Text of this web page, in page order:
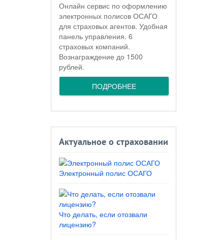
Онлайн сервис по оформлению
электронных полисов ОСАГО
для страховых агентов. Удобная
панель управления. 6
страховых компаний.
Вознаграждение до 1500
рублей.
ПОДРОБНЕЕ
Актуальное о страховании
Электронный полис ОСАГО
Что делать, если отозвали
лицензию?